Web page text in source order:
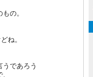
の。
ね。
であろう